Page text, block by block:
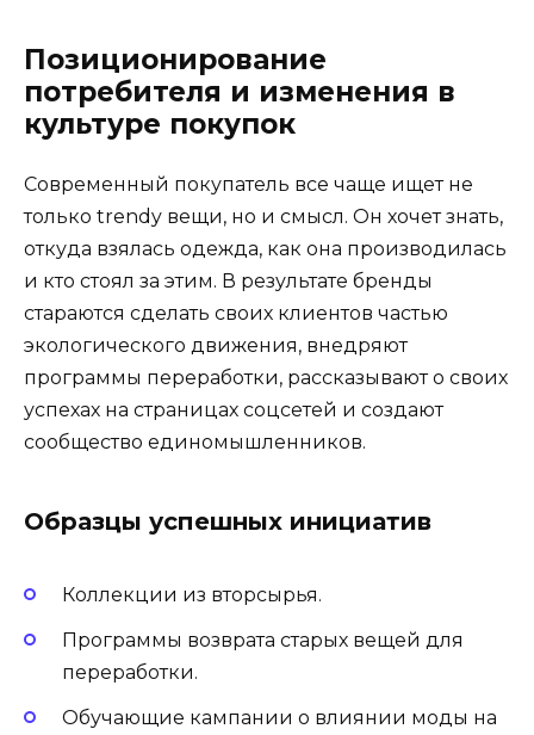
Позиционирование
потребителя и изменения в
культуре покупок
Современный покупатель все чаще ищет не
только trendy вещи, но и смысл. Он хочет знать,
откуда взялась одежда, как она производилась
и кто стоял за этим. В результате бренды
стараются сделать своих клиентов частью
экологического движения, внедряют
программы переработки, рассказывают о своих
успехах на страницах соцсетей и создают
сообщество единомышленников.
Образцы успешных инициатив
Коллекции из вторсырья.
Программы возврата старых вещей для
переработки.
Обучающие кампании о влиянии моды на